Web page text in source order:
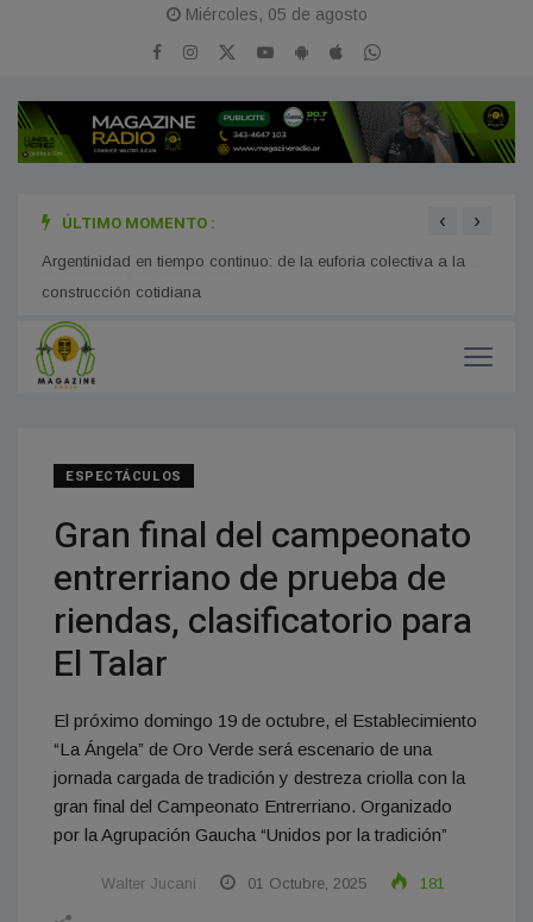
Miércoles, 05 de agosto
ÚLTIMO MOMENTO :
construcción cotidiana
Cambios en la venta de medicamentos: ANMAT amplió la lista
de productos de venta libre
‹ ›
ESPECTÁCULOS
Gran final del campeonato
entrerriano de prueba de
riendas, clasificatorio para
El Talar
El próximo domingo 19 de octubre, el Establecimiento
“La Ángela” de Oro Verde será escenario de una
jornada cargada de tradición y destreza criolla con la
gran final del Campeonato Entrerriano. Organizado
por la Agrupación Gaucha “Unidos por la tradición”
Walter Jucani 01 Octubre, 2025 181